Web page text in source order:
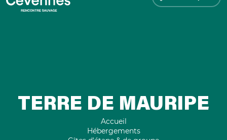
TERRE DE MAURIPE
Accueil
Hébergements